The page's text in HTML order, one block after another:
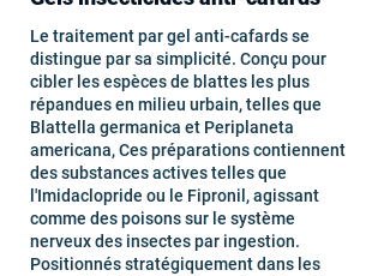
Le traitement par gel anti-cafards se
distingue par sa simplicité. Conçu pour
cibler les espèces de blattes les plus
répandues en milieu urbain, telles que
Blattella germanica et Periplaneta
americana, Ces préparations contiennent
des substances actives telles que
l'Imidaclopride ou le Fipronil, agissant
comme des poisons sur le système
nerveux des insectes par ingestion.
Positionnés stratégiquement dans les